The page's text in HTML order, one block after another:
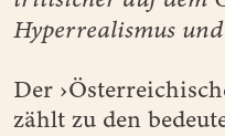
Hyperrealismus
Der
zählt zu den